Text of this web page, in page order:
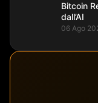
Bitcoin
dall’AI
06 Ago